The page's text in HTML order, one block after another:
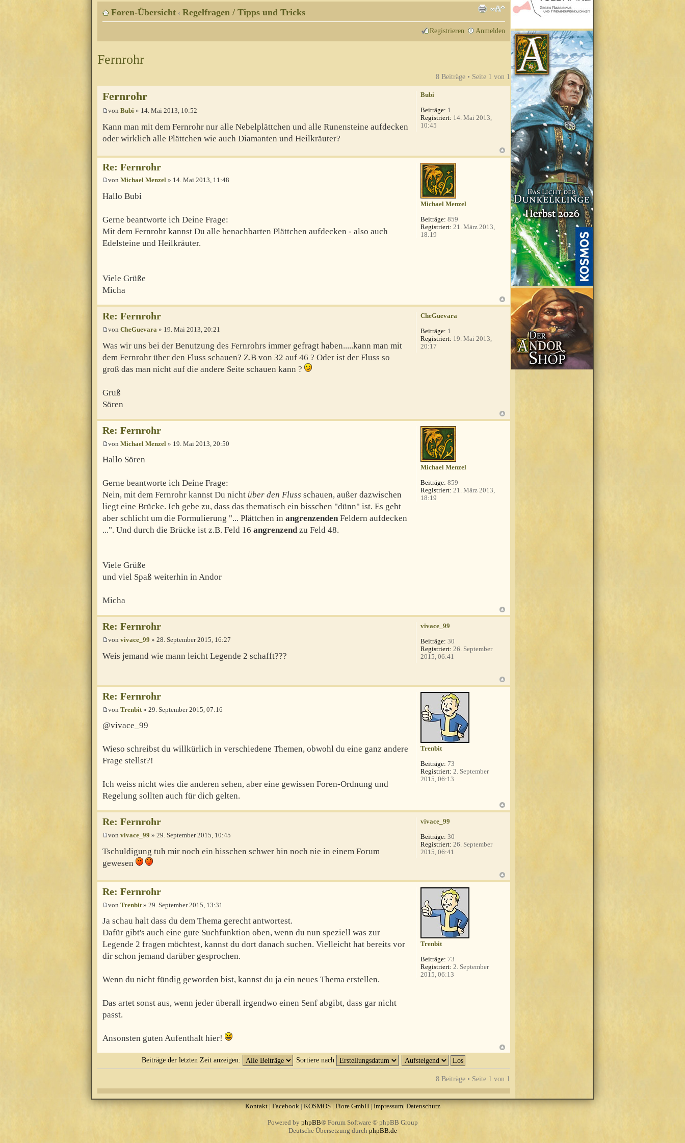
Foren-Übersicht ‹ Regelfragen / Tipps und Tricks
Registrieren Anmelden
Fernrohr
8 Beiträge • Seite 1 von 1
Fernrohr
von Bubi » 14. Mai 2013, 10:52
Kann man mit dem Fernrohr nur alle Nebelplättchen und alle Runensteine aufdecken
oder wirklich alle Plättchen wie auch Diamanten und Heilkräuter?
Bubi
Beiträge: 1
Registriert: 14. Mai 2013,
10:45
Re: Fernrohr
von Michael Menzel » 14. Mai 2013, 11:48
Hallo Bubi
Gerne beantworte ich Deine Frage:
Mit dem Fernrohr kannst Du alle benachbarten Plättchen aufdecken - also auch
Edelsteine und Heilkräuter.
Viele Grüße
Micha
Michael Menzel
Beiträge: 859
Registriert: 21. März 2013,
18:19
Re: Fernrohr
von CheGuevara » 19. Mai 2013, 20:21
Was wir uns bei der Benutzung des Fernrohrs immer gefragt haben.....kann man mit
dem Fernrohr über den Fluss schauen? Z.B von 32 auf 46 ? Oder ist der Fluss so
groß das man nicht auf die andere Seite schauen kann ?
Gruß
Sören
CheGuevara
Beiträge: 1
Registriert: 19. Mai 2013,
20:17
Re: Fernrohr
von Michael Menzel » 19. Mai 2013, 20:50
Hallo Sören
Gerne beantworte ich Deine Frage:
Nein, mit dem Fernrohr kannst Du nicht über den Fluss schauen, außer dazwischen
liegt eine Brücke. Ich gebe zu, dass das thematisch ein bisschen "dünn" ist. Es geht
aber schlicht um die Formulierung "... Plättchen in angrenzendenFeldern aufdecken
...". Und durch die Brücke ist z.B. Feld 16 angrenzendzu Feld 48.
Viele Grüße
und viel Spaß weiterhin in Andor
Micha
Michael Menzel
Beiträge: 859
Registriert: 21. März 2013,
18:19
Re: Fernrohr
von vivace_99 » 28. September 2015, 16:27
Weis jemand wie mann leicht Legende 2 schafft???
vivace_99
Beiträge: 30
Registriert: 26. September
2015, 06:41
Re: Fernrohr
von Trenbit » 29. September 2015, 07:16
@vivace_99
Wieso schreibst du willkürlich in verschiedene Themen, obwohl du eine ganz andere
Frage stellst?!
Ich weiss nicht wies die anderen sehen, aber eine gewissen Foren-Ordnung und
Regelung sollten auch für dich gelten.
Trenbit
Beiträge: 73
Registriert: 2. September
2015, 06:13
Re: Fernrohr
von vivace_99 » 29. September 2015, 10:45
Tschuldigung tuh mir noch ein bisschen schwer bin noch nie in einem Forum
gewesen
vivace_99
Beiträge: 30
Registriert: 26. September
2015, 06:41
Re: Fernrohr
von Trenbit » 29. September 2015, 13:31
Ja schau halt dass du dem Thema gerecht antwortest.
Dafür gibt's auch eine gute Suchfunktion oben, wenn du nun speziell was zur
Legende 2 fragen möchtest, kannst du dort danach suchen. Vielleicht hat bereits vor
dir schon jemand darüber gesprochen.
Wenn du nicht fündig geworden bist, kannst du ja ein neues Thema erstellen.
Das artet sonst aus, wenn jeder überall irgendwo einen Senf abgibt, dass gar nicht
passt.
Ansonsten guten Aufenthalt hier!
Trenbit
Beiträge: 73
Registriert: 2. September
2015, 06:13
Beiträge der letzten Zeit anzeigen: Sortiere nach
8 Beiträge • Seite 1 von 1
Kontakt|Facebook|KOSMOS| Fiore GmbH|Impressum|Datenschutz
Powered by phpBB® Forum Software © phpBB Group
Deutsche Übersetzung durch phpBB.de